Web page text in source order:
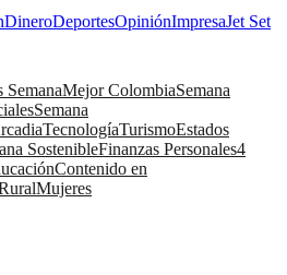
DineroDeportesOpiniónImpresaJet Set
SemanaMejor ColombiaSemana
Semana
TecnologíaTurismoEstados
SostenibleFinanzas Personales4
Contenido en
Mujeres